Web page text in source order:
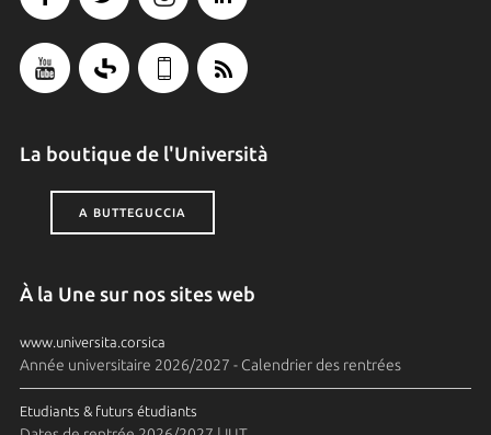
La boutique de l'Università
A BUTTEGUCCIA
À la Une sur nos sites web
www.universita.corsica
Année universitaire 2026/2027 - Calendrier des rentrées
Etudiants & futurs étudiants